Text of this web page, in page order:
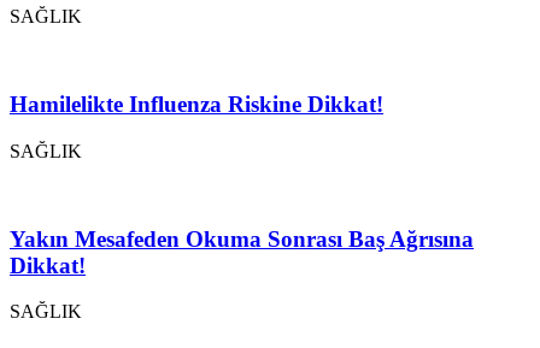
SAĞLIK
Hamilelikte Influenza Riskine Dikkat!
SAĞLIK
Yakın Mesafeden Okuma Sonrası Baş Ağrısına
Dikkat!
SAĞLIK